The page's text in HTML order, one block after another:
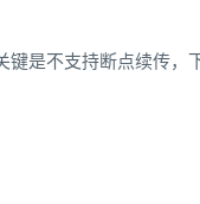
键是不支持断点续传，